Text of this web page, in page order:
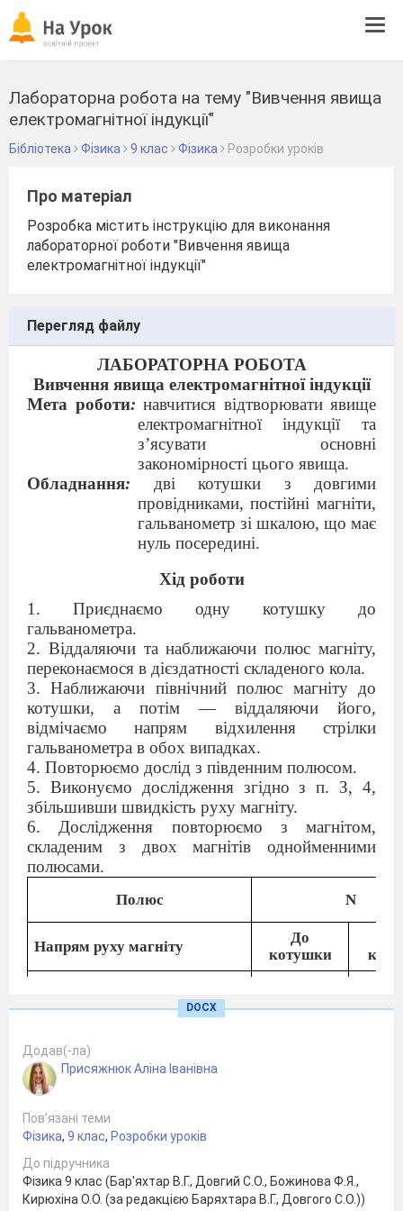
Лабораторна робота на тему "Вивчення явища
електромагнітної індукції"
Бібліотека Фізика 9 клас Фізика Розробки уроків
Про матеріал
Розробка містить інструкцію для виконання
лабораторної роботи "Вивчення явища
електромагнітної індукції"
Перегляд файлу
ЛАБОРАТОРНА РОБОТА
Вивчення явища електромагнітної індукції
Мета роботи: навчитися відтворювати явище
електромагнітної індукції та
з’ясувати основні
закономірності цього явища.
Обладнання:
дві котушки з довгими
провідниками, постійні магніти,
гальванометр зі шкалою, що має
нуль посередині.
Хід роботи
1. Приєднаємо одну котушку до
гальванометра.
2. Віддаляючи та наближаючи полюс магніту,
переконаємося в дієздатності складеного кола.
3. Наближаючи північний полюс магніту до
котушки, а потім — віддаляючи його,
відмічаємо напрям відхилення стрілки
гальванометра в обох випадках.
4. Повторюємо дослід з південним полюсом.
5. Виконуємо дослідження згідно з п. З, 4,
збільшивши швидкість руху магніту.
6. Дослідження повторюємо з магнітом,
складеним з двох магнітів однойменними
полюсами.
Полюс N
Напрям руху магніту
До
котушки
Повільний рух
7. Приєднаємо другу котушку до джерела
струму і, користуючись нею як постійним
магнітом, повторюємо досліди, а потім
порівнюємо їх результати з відмітками в
8. Сформулюйте висновок, у якому дайте
відповіді на наступні запитання:
DOCX
Додав(-ла)
Присяжнюк Аліна Іванівна
Пов’язані теми
Фізика, 9 клас, Розробки уроків
До підручника
Фізика 9 клас (Бар'яхтар В.Г., Довгий С.О., Божинова Ф.Я.,
Кирюхіна О.О. (за редакцією Баряхтара В.Г., Довгого С.О.))